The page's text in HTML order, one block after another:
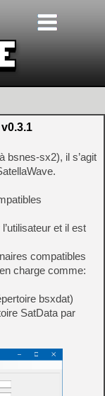
bsnes-sx2), il s’agit
et il est
compatibles
charge comme:
bsxdat)
SatData par